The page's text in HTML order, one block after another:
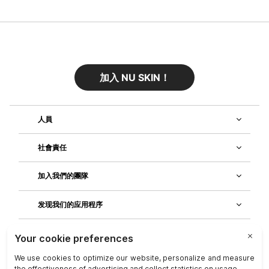
加入 NU SKIN！
人員
社會責任
加入我們的團隊
发现我们的应用程序
客戶服務